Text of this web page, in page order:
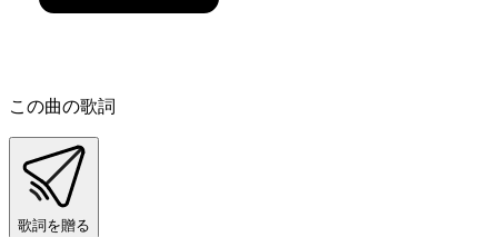
この曲の歌詞
歌詞を贈る